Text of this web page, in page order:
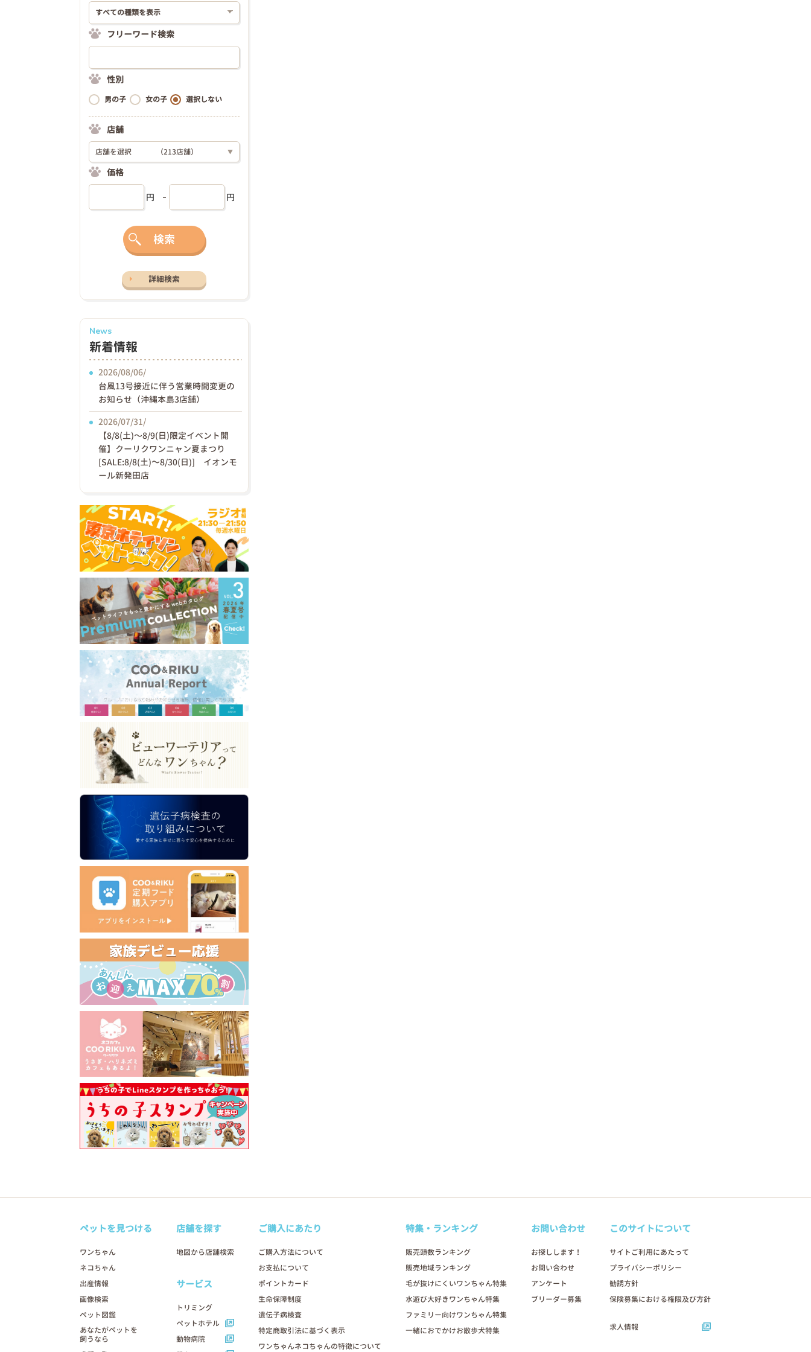
フリーワード検索
性別
男の子 女の子 選択しない
店舗
店舗を選択 （213店舗） ▼
価格
円 円
検索
詳細検索
News
新着情報
2026/08/06/
台風13号接近に伴う営業時間変更の
お知らせ（沖縄本島3店舗）
2026/07/31/
【8/8(土)〜8/9(日)限定イベント開
催】クーリクワンニャン夏まつり
[SALE:8/8(土)～8/30(日)] イオンモ
ール新発田店
ペットを見つける
ワンちゃん
ネコちゃん
出産情報
画像検索
ペット図鑑
あなたがペットを
飼うなら
店舗を探す
地図から店舗検索
サービス
トリミング
ペットホテル
動物病院
ご購入にあたり
ご購入方法について
お支払について
ポイントカード
生命保障制度
遺伝子病検査
特定商取引法に基づく表示
ワンちゃんネコちゃんの特徴について
特集・ランキング
販売頭数ランキング
販売地域ランキング
毛が抜けにくいワンちゃん特集
水遊び大好きワンちゃん特集
ファミリー向けワンちゃん特集
一緒におでかけお散歩犬特集
お問い合わせ
お探しします！
お問い合わせ
アンケート
ブリーダー募集
このサイトについて
サイトご利用にあたって
プライバシーポリシー
勧誘方針
保険募集における権限及び方針
求人情報